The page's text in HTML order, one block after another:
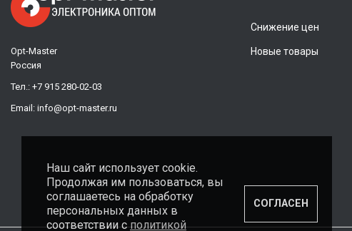
Opt-Master
Россия
Тел.: +7 915 280-02-03
Email: info@opt-master.ru
Снижение цен
Новые товары
Наш сайт использует cookie.
Продолжая им пользоваться, вы
соглашаетесь на обработку
персональных данных в
соответствии сполитикой
СОГЛАСЕН